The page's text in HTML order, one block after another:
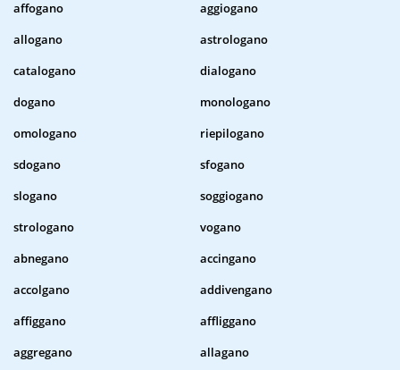
affogano
aggiogano
allogano
astrologano
catalogano
dialogano
dogano
monologano
omologano
riepilogano
sdogano
sfogano
slogano
soggiogano
strologano
vogano
abnegano
accingano
accolgano
addivengano
affiggano
affliggano
aggregano
allagano